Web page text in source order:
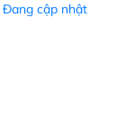
Đang cập nhật